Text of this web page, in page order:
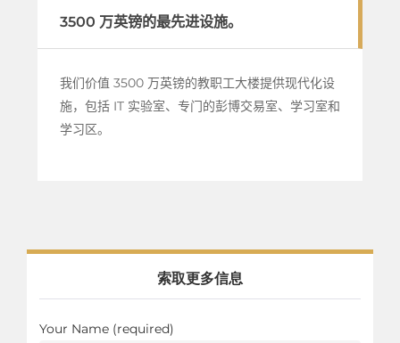
3500 万英镑的最先进设施。
我们价值 3500 万英镑的教职工大楼提供现代化设
施，包括 IT 实验室、专门的彭博交易室、学习室和
学习区。
索取更多信息
Your Name (required)